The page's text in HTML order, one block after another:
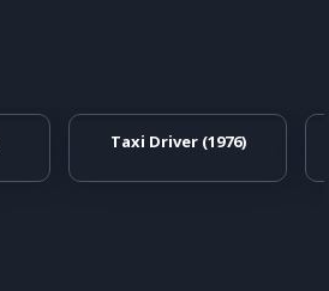
Taxi Driver (1976)